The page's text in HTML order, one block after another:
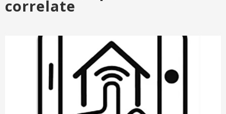
correlate